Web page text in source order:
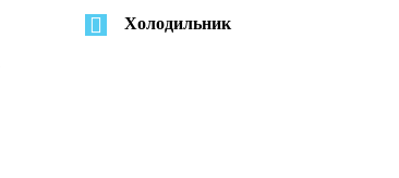
Холодильник